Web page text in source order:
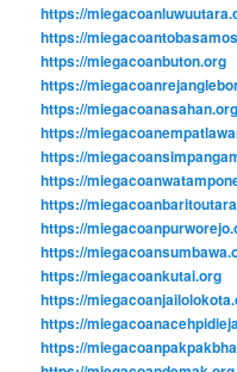
https://
https://
https://miegacoanbuton.org
https://
https://miegacoanasahan.org
https://
https://
https://
https://
https://
https://
https://miegacoankutai.org
https://
https://
https://